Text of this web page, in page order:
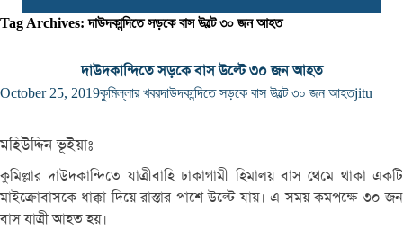
Tag Archives: দাউদকান্দিতে সড়কে বাস উল্টে ৩০ জন আহত
দাউদকান্দিতে সড়কে বাস উল্টে ৩০ জন আহত
October 25, 2019কুমিল্লার খবরদাউদকান্দিতে সড়কে বাস উল্টে ৩০ জন আহতjitu
মহিউদ্দিন ভূইয়াঃ
কুমিল্লার দাউদকান্দিতে যাত্রীবাহিঢাকাগামী হিমালয় বাস থেমে থাকা একটি
মাইক্রোবাসকে ধাক্কা দিয়ে রাস্তার পাশে উল্টে যায়। এ সময় কমপক্ষে ৩০ জন
বাস যাত্রী আহত হয়।